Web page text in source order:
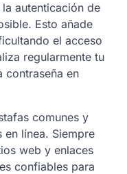
autenticación de
Esto añade
el acceso
regularmente tu
contraseña en
comunes y
en línea. Siempre
web y enlaces
confiables para